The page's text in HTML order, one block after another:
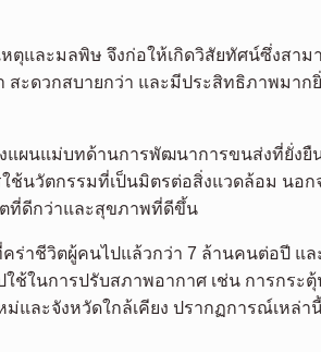
ตุและมลพิษ จึงก่อให้เกิดวิสัยทัศน์ซึ่งส
สะดวกสบายกว่า และมีประสิทธิภาพมาก
ผนแม่บทด้านการพัฒนาการขนส่งที่ยั่งยื
นวัตกรรมที่เป็นมิตรต่อสิ่งแวดล้อม นอ
ที่ดีกว่าและสุขภาพที่ดีขึ้น
ร่าชีวิตผู้คนไปแล้วกว่า 7 ล้านคนต่อปี แล
ในการปรับสภาพอากาศ เช่น การกระ
ม่และจังหวัดใกล้เคียง ปรากฏการณ์เห